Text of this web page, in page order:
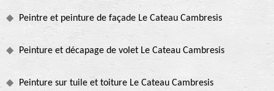
Peintre et peinture de façade Le Cateau Cambresis
Peinture et décapage de volet Le Cateau Cambresis
Peinture sur tuile et toiture Le Cateau Cambresis